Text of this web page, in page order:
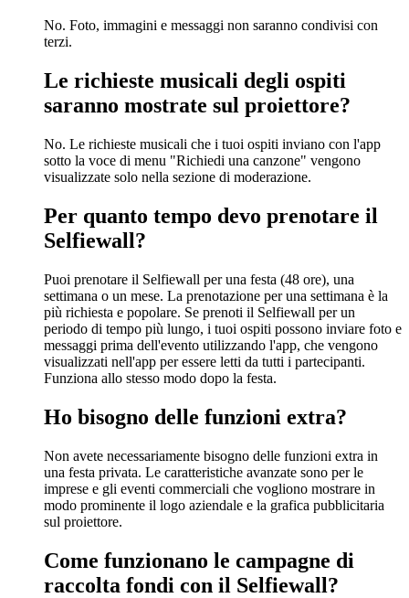
No. Foto, immagini e messaggi non saranno condivisi con
terzi.
Le richieste musicali degli ospiti
saranno mostrate sul proiettore?
No. Le richieste musicali che i tuoi ospiti inviano con l'app
sotto la voce di menu "Richiedi una canzone" vengono
visualizzate solo nella sezione di moderazione.
Per quanto tempo devo prenotare il
Selfiewall?
Puoi prenotare il Selfiewall per una festa (48 ore), una
settimana o un mese. La prenotazione per una settimana è la
più richiesta e popolare. Se prenoti il Selfiewall per un
periodo di tempo più lungo, i tuoi ospiti possono inviare foto e
messaggi prima dell'evento utilizzando l'app, che vengono
visualizzati nell'app per essere letti da tutti i partecipanti.
Funziona allo stesso modo dopo la festa.
Ho bisogno delle funzioni extra?
Non avete necessariamente bisogno delle funzioni extra in
una festa privata. Le caratteristiche avanzate sono per le
imprese e gli eventi commerciali che vogliono mostrare in
modo prominente il logo aziendale e la grafica pubblicitaria
sul proiettore.
Come funzionano le campagne di
raccolta fondi con il Selfiewall?